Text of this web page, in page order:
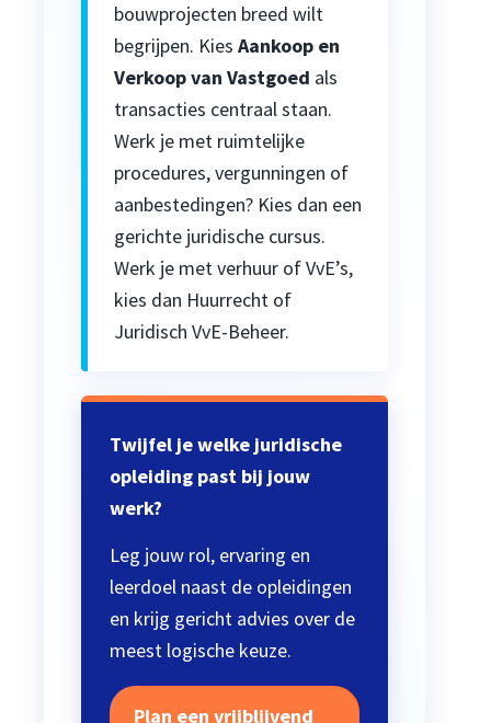
bouwprojecten breed wilt
begrijpen. Kies Aankoop en
Verkoop van Vastgoed als
transacties centraal staan.
Werk je met ruimtelijke
procedures, vergunningen of
aanbestedingen? Kies dan een
gerichte juridische cursus.
Werk je met verhuur of VvE’s,
kies dan Huurrecht of
Juridisch VvE-Beheer.
Twijfel je welke juridische
opleiding past bij jouw
werk?
Leg jouw rol, ervaring en
leerdoel naast de opleidingen
en krijg gericht advies over de
meest logische keuze.
Plan een vrijblijvend